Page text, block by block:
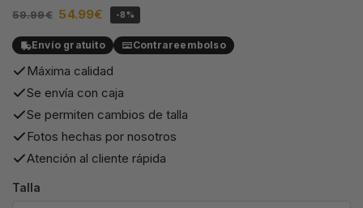
59.99€ 54.99€ -8%
Envío gratuito Contrareembolso
Máxima calidad
Se envía con caja
Se permiten cambios de talla
Fotos hechas por nosotros
Atención al cliente rápida
Talla